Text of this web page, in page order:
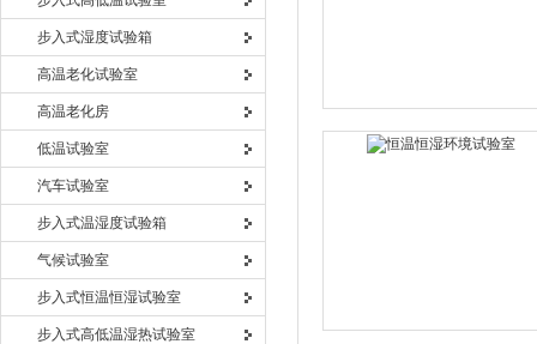
步入式湿度试验箱
高温老化试验室
高温老化房
低温试验室
汽车试验室
步入式温湿度试验箱
气候试验室
步入式恒温恒湿试验室
步入式高低温湿热试验室